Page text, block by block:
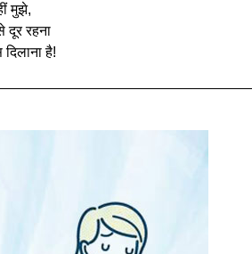
मुझे,
दूर रहना
है!